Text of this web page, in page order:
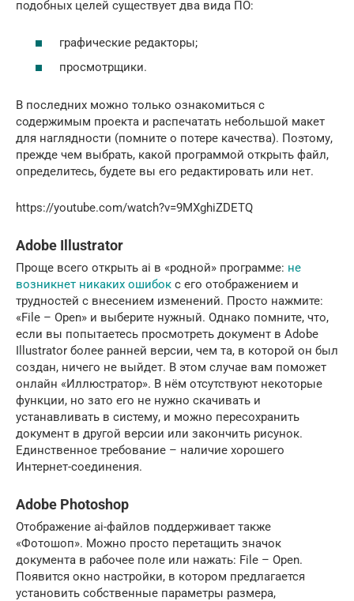
подобных целей существует два вида ПО:
графические редакторы;
просмотрщики.
В последних можно только ознакомиться с
содержимым проекта и распечатать небольшой макет
для наглядности (помните о потере качества). Поэтому,
прежде чем выбрать, какой программой открыть файл,
определитесь, будете вы его редактировать или нет.
https://youtube.com/watch?v=9MXghiZDETQ
Adobe Illustrator
Проще всего открыть ai в «родной» программе: не
возникнет никаких ошибок с его отображением и
трудностей с внесением изменений. Просто нажмите:
«File – Open» и выберите нужный. Однако помните, что,
если вы попытаетесь просмотреть документ в Adobe
Illustrator более ранней версии, чем та, в которой он был
создан, ничего не выйдет. В этом случае вам поможет
онлайн «Иллюстратор». В нём отсутствуют некоторые
функции, но зато его не нужно скачивать и
устанавливать в систему, и можно пересохранить
документ в другой версии или закончить рисунок.
Единственное требование – наличие хорошего
Интернет-соединения.
Adobe Photoshop
Отображение ai-файлов поддерживает также
«Фотошоп». Можно просто перетащить значок
документа в рабочее поле или нажать: File – Open.
Появится окно настройки, в котором предлагается
установить собственные параметры размера,